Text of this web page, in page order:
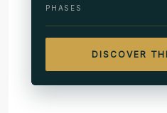
PHASES
DISCOVER